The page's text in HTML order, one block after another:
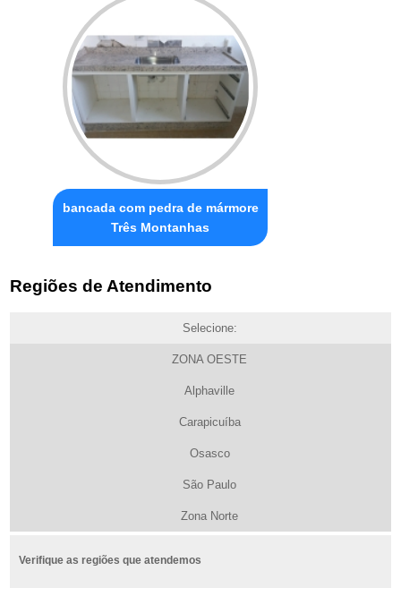
bancada com pedra de mármore
Três Montanhas
Regiões de Atendimento
Selecione:
ZONA OESTE
Alphaville
Carapicuíba
Osasco
São Paulo
Zona Norte
Verifique as regiões que atendemos